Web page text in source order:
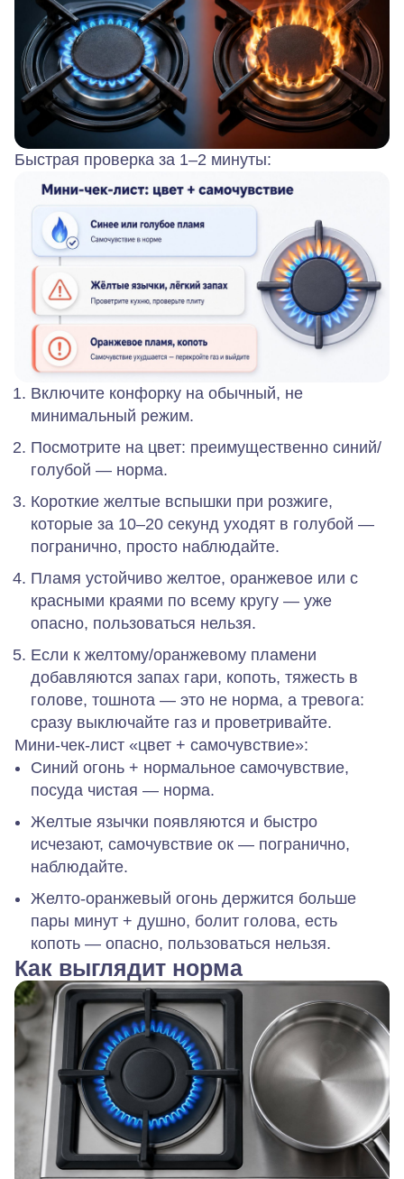
Быстрая проверка за 1–2 минуты:
Включите конфорку на обычный, не
минимальный режим.
Посмотрите на цвет: преимущественно синий/
голубой — норма.
Короткие желтые вспышки при розжиге,
которые за 10–20 секунд уходят в голубой —
погранично, просто наблюдайте.
Пламя устойчиво желтое, оранжевое или с
красными краями по всему кругу — уже
опасно, пользоваться нельзя.
Если к желтому/оранжевому пламени
добавляются запах гари, копоть, тяжесть в
голове, тошнота — это не норма, а тревога:
сразу выключайте газ и проветривайте.
Мини‑чек‑лист «цвет + самочувствие»:
Синий огонь + нормальное самочувствие,
посуда чистая — норма.
Желтые язычки появляются и быстро
исчезают, самочувствие ок — погранично,
наблюдайте.
Желто‑оранжевый огонь держится больше
пары минут + душно, болит голова, есть
копоть — опасно, пользоваться нельзя.
Как выглядит норма